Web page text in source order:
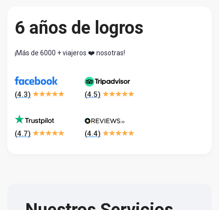
6 años de logros
¡Más de 6000 + viajeros ❤️ nosotras!
(4.3) (4.5)
(4.7) (4.4)